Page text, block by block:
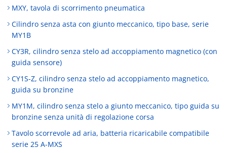
MXY, tavola di scorrimento pneumatica
Cilindro senza asta con giunto meccanico, tipo base, serie
MY1B
CY3R, cilindro senza stelo ad accoppiamento magnetico (con
guida sensore)
CY1S-Z, cilindro senza stelo ad accoppiamento magnetico,
guida su bronzine
MY1M, cilindro senza stelo a giunto meccanico, tipo guida su
bronzine senza unità di regolazione corsa
Tavolo scorrevole ad aria, batteria ricaricabile compatibile
serie 25 A-MXS